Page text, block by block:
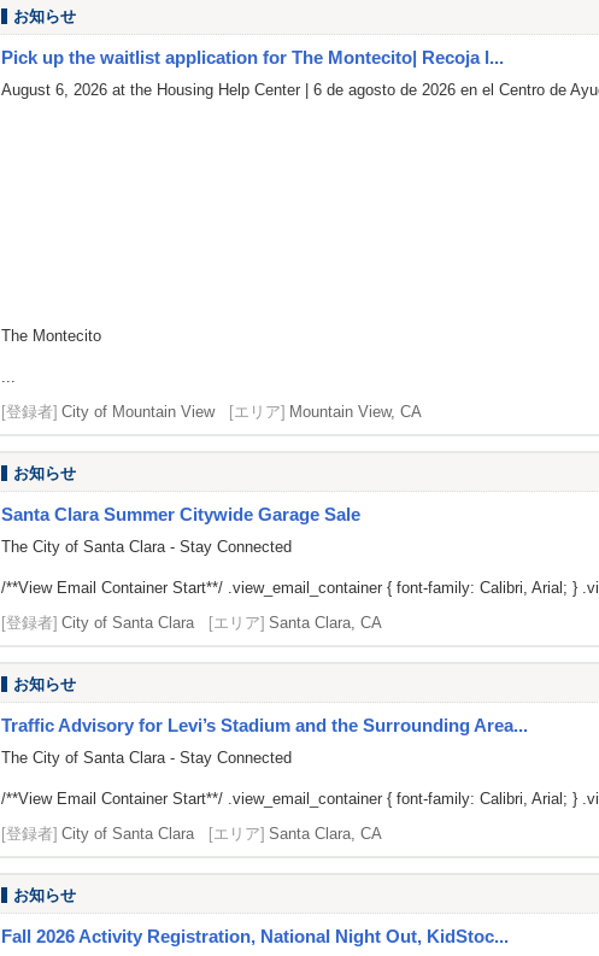
お知らせ
Pick up the waitlist application for The Montecito| Recoja l...
August 6, 2026 at the Housing Help Center | 6 de agosto de 2026 en el Centro de
The Montecito
...
[登録者] City of Mountain View [エリア] Mountain View, CA
お知らせ
Santa Clara Summer Citywide Garage Sale
The City of Santa Clara - Stay Connected
/**View Email Container Start**/ .view_email_container { font-family: Calibri, Arial; }
[登録者] City of Santa Clara [エリア] Santa Clara, CA
お知らせ
Traffic Advisory for Levi’s Stadium and the Surrounding Area...
The City of Santa Clara - Stay Connected
/**View Email Container Start**/ .view_email_container { font-family: Calibri, Arial; }
[登録者] City of Santa Clara [エリア] Santa Clara, CA
お知らせ
Fall 2026 Activity Registration, National Night Out, KidStoc...